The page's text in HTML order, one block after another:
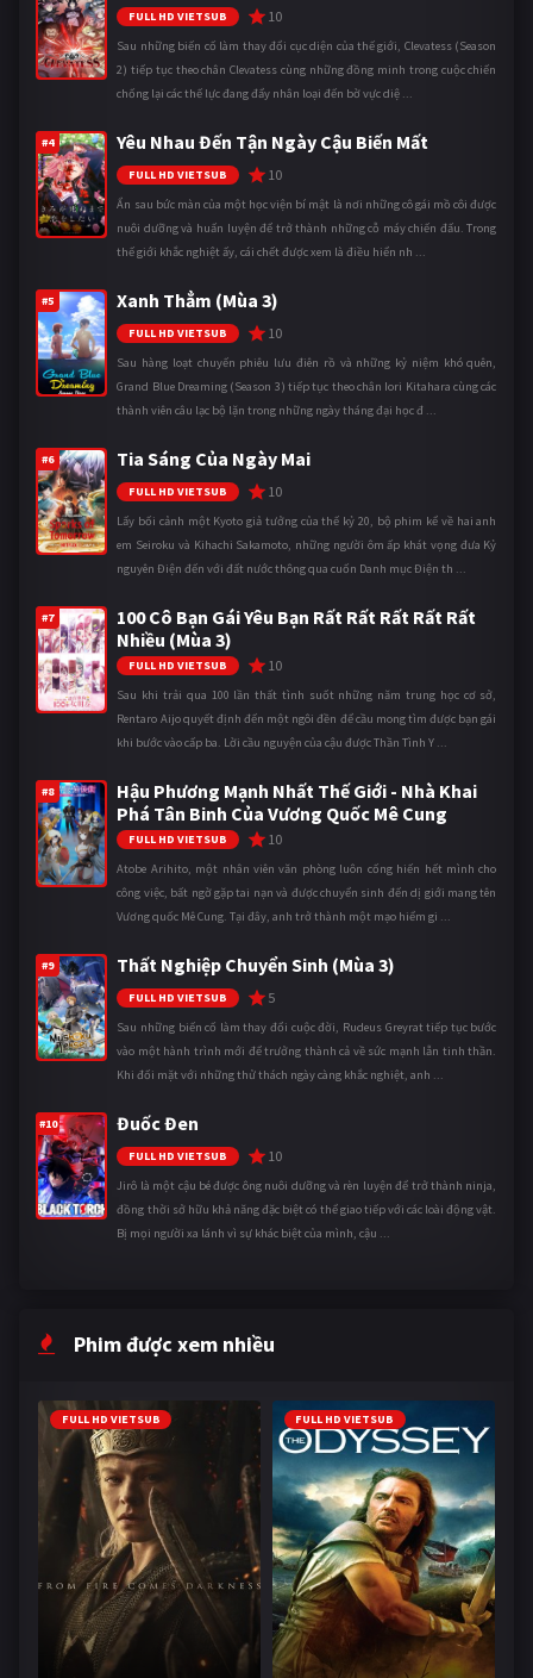
FULL HD VIETSUB 10
Sau những biến cố làm thay đổi cục diện của thế giới, Clevatess (Season
2) tiếp tục theo chân Clevatess cùng những đồng minh trong cuộc chiến
chống lại các thế lực đang đẩy nhân loại đến bờ vực diệ ...
#4 Yêu Nhau Đến Tận Ngày Cậu Biến Mất
FULL HD VIETSUB 10
Ẩn sau bức màn của một học viện bí mật là nơi những cô gái mồ côi được
nuôi dưỡng và huấn luyện để trở thành những cỗ máy chiến đấu. Trong
thế giới khắc nghiệt ấy, cái chết được xem là điều hiển nh ...
#5 Xanh Thẳm (Mùa 3)
FULL HD VIETSUB 10
Sau hàng loạt chuyến phiêu lưu điên rồ và những kỷ niệm khó quên,
Grand Blue Dreaming (Season 3) tiếp tục theo chân Iori Kitahara cùng các
thành viên câu lạc bộ lặn trong những ngày tháng đại học đ ...
#6 Tia Sáng Của Ngày Mai
FULL HD VIETSUB 10
Lấy bối cảnh một Kyoto giả tưởng của thế kỷ 20, bộ phim kể về hai anh
em Seiroku và Kihachi Sakamoto, những người ôm ấp khát vọng đưa Kỷ
nguyên Điện đến với đất nước thông qua cuốn Danh mục Điện th ...
#7
100 Cô Bạn Gái Yêu Bạn Rất Rất Rất Rất Rất
Nhiều (Mùa 3)
FULL HD VIETSUB 10
Sau khi trải qua 100 lần thất tình suốt những năm trung học cơ sở,
Rentaro Aijo quyết định đến một ngôi đền để cầu mong tìm được bạn gái
khi bước vào cấp ba. Lời cầu nguyện của cậu được Thần Tình Y ...
#8
Hậu Phương Mạnh Nhất Thế Giới - Nhà Khai
Phá Tân Binh Của Vương Quốc Mê Cung
FULL HD VIETSUB 10
Atobe Arihito, một nhân viên văn phòng luôn cống hiến hết mình cho
công việc, bất ngờ gặp tai nạn và được chuyển sinh đến dị giới mang tên
Vương quốc Mê Cung. Tại đây, anh trở thành một mạo hiểm gi ...
#9 Thất Nghiệp Chuyển Sinh (Mùa 3)
FULL HD VIETSUB 5
Sau những biến cố làm thay đổi cuộc đời, Rudeus Greyrat tiếp tục bước
vào một hành trình mới để trưởng thành cả về sức mạnh lẫn tinh thần.
Khi đối mặt với những thử thách ngày càng khắc nghiệt, anh ...
#10 Đuốc Đen
FULL HD VIETSUB 10
Jirô là một cậu bé được ông nuôi dưỡng và rèn luyện để trở thành ninja,
đồng thời sở hữu khả năng đặc biệt có thể giao tiếp với các loài động vật.
Bị mọi người xa lánh vì sự khác biệt của mình, cậu ...
Phim được xem nhiều
FULL HD VIETSUB FULL HD VIETSUB